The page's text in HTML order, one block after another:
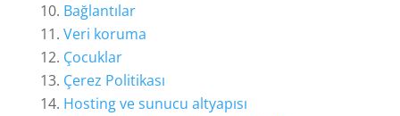
Bağlantılar
Veri koruma
Çocuklar
Çerez Politikası
Hosting ve sunucu altyapısı